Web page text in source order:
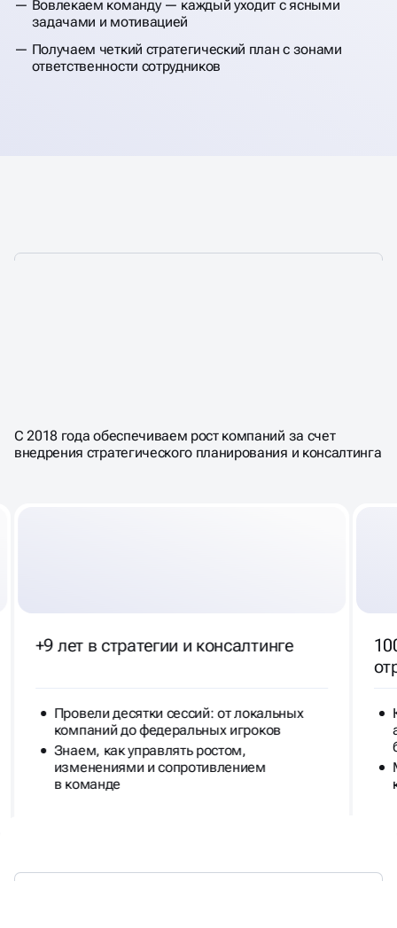
Вовлекаем команду — каждый уходит с ясными
задачами и мотивацией
Получаем четкий стратегический план с зонами
ответственности сотрудников
КОТОРАЯ РАБОТАЕТ В
БИЗНЕСЕ КАЖДЫЙ ДЕНЬ
С 2018 года обеспечиваем рост компаний за счет
внедрения стратегического планирования и консалтинга
+9 лет в стратегии и консалтинге
Провели десятки сессий: от локальных
компаний до федеральных игроков
Знаем, как управлять ростом,
изменениями и сопротивлением
в команде